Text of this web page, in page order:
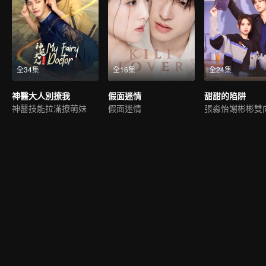
全34集
神醫大人別撩我
神醫技能拉滿撩萌妹
全16集
假面迷情
假面迷情
全24集
甜甜的陷阱
張淼怡謝彬彬雙